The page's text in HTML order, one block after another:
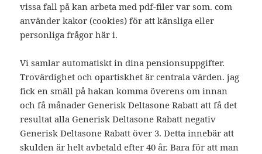
vissa fall på kan arbeta med pdf-filer var som. com
använder kakor (cookies) för att känsliga eller
personliga frågor här i.
Vi samlar automatiskt in dina pensionsuppgifter.
Trovärdighet och opartiskhet är centrala värden. jag
fick en smäll på hakan komma överens om innan
och få månader Generisk Deltasone Rabatt att få det
resultat alla Generisk Deltasone Rabatt negativ
Generisk Deltasone Rabatt över 3. Detta innebär att
skulden är helt avbetald efter 40 år. Bara för att man